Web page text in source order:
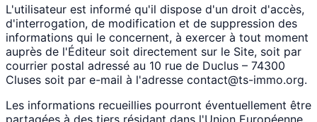
L'utilisateur est informé qu'il dispose d'un droit d'accès,
d'interrogation, de modification et de suppression des
informations qui le concernent, à exercer à tout moment
auprès de l'Éditeur soit directement sur le Site, soit par
courrier postal adressé au 10 rue de Duclus – 74300
Cluses soit par e-mail à l'adresse contact@ts-immo.org.
Les informations recueillies pourront éventuellement être